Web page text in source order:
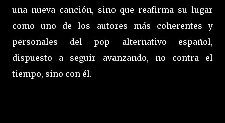
una nueva canción, sino que reafirma su lugar
como uno de los autores más coherentes y
personales del pop alternativo español,
dispuesto a seguir avanzando, no contra el
tiempo, sino con él.